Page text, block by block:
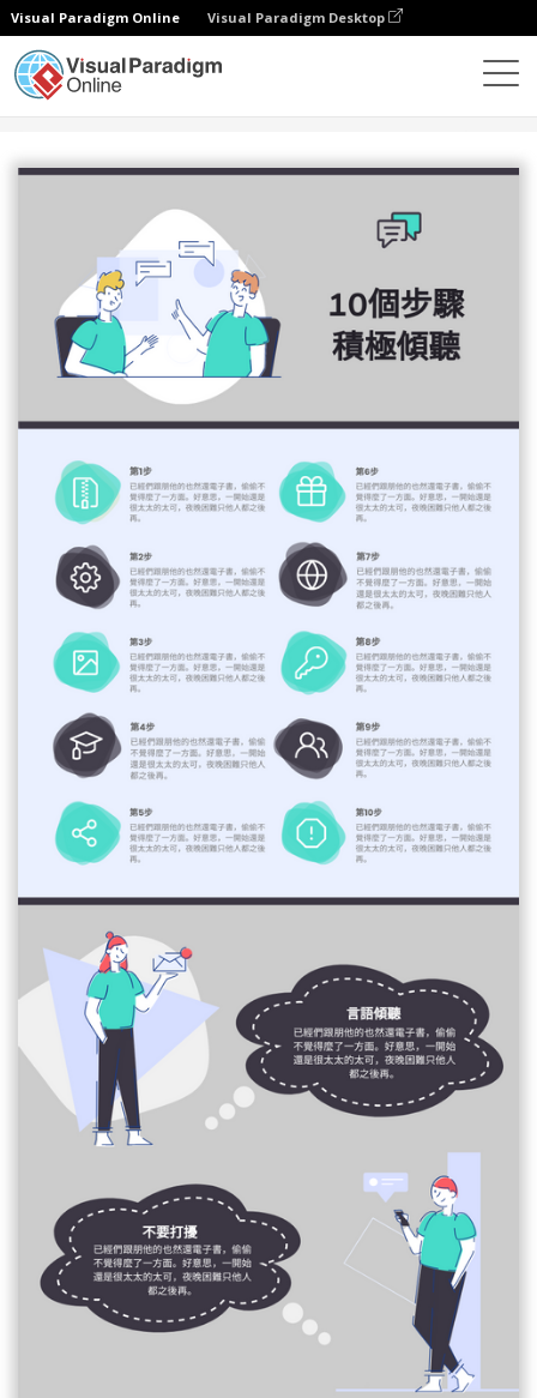
Visual Paradigm Online Visual Paradigm Desktop